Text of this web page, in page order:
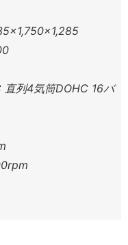
直列4気筒DOHC 16バ